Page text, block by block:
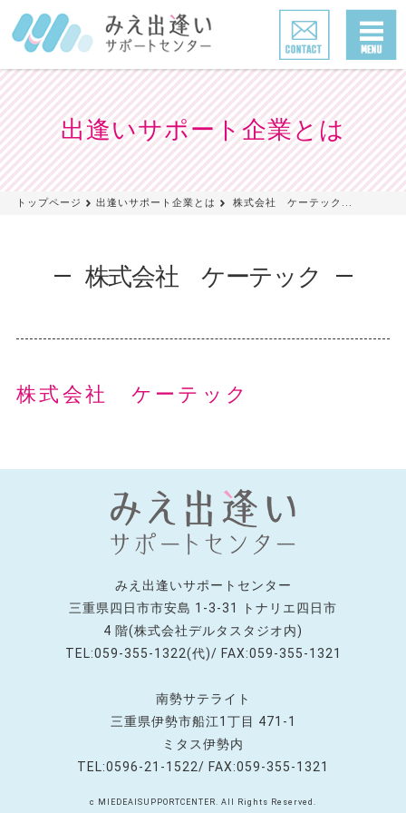
出逢いサポート企業とは
トップページ 出逢いサポート企業とは 株式会社 ケーテック...
株式会社 ケーテック
株式会社 ケーテック
みえ出逢いサポートセンター
三重県四日市市安島 1-3-31 トナリエ四日市
4 階(株式会社デルタスタジオ内)
TEL:059-355-1322(代)/ FAX:059-355-1321
南勢サテライト
三重県伊勢市船江1丁目 471-1
ミタス伊勢内
TEL:0596-21-1522/ FAX:059-355-1321
c MIEDEAISUPPORTCENTER. All Rights Reserved.